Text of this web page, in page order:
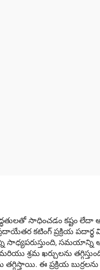
సాధించడం కష్టం లేదా
కటింగ్ ప్రక్రియ పదార్థ
సాధ్యపరుస్తుంది, సమయాన్ని
శ్రమ ఖర్చులను
ఈ ప్రక్రియ బుర్రలను